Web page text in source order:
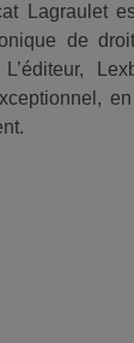
Lagraulet
de
L’éditeur,